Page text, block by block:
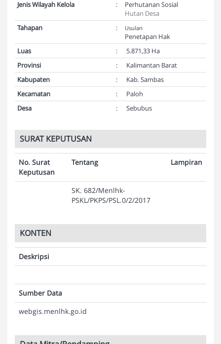
Jenis Wilayah Kelola
:
Perhutanan Sosial
Hutan Desa
Tahapan
: Usulan
Penetapan Hak
Luas
:
5.871,33 Ha
Provinsi
:
Kalimantan Barat
Kabupaten
:
Kab. Sambas
Kecamatan
:
Paloh
Desa
: Sebubus
SURAT KEPUTUSAN
No. Surat
Keputusan
Tentang Lampiran
SK. 682/Menlhk-
PSKL/PKPS/PSL.0/2/2017
KONTEN
Deskripsi
Sumber Data
webgis.menlhk.go.id